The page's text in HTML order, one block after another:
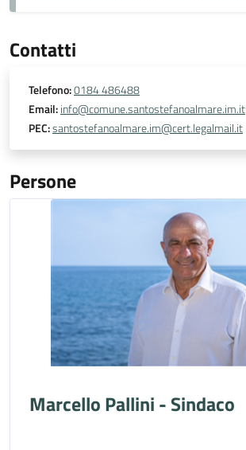
Contatti
Telefono:0184 486488
Email:info@comune.santostefanoalmare.im.it
PEC:santostefanoalmare.im@cert.legalmail.it
Persone
Marcello Pallini - Sindaco